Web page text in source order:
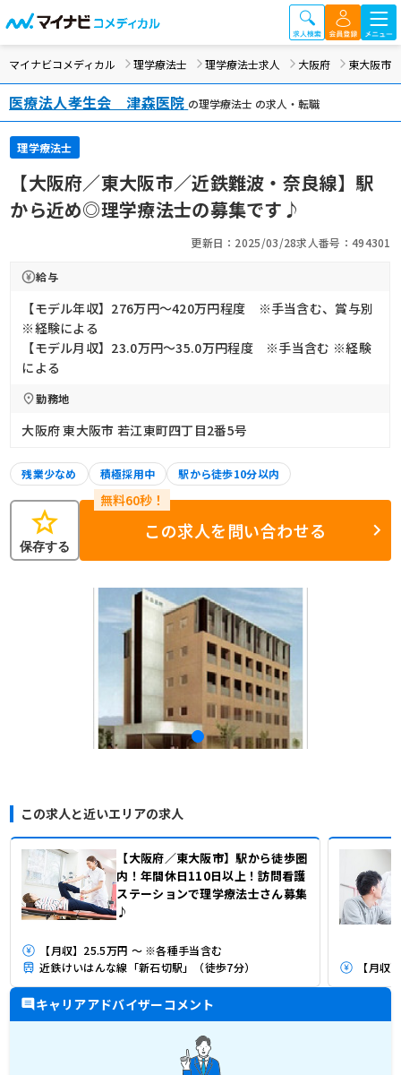
マイナビコメディカル 理学療法士 理学療法士求人 大阪府 東大阪市
医療法人孝生会 津森医院 の理学療法士 の求人・転職
理学療法士
【大阪府／東大阪市／近鉄難波・奈良線】駅
から近め◎理学療法士の募集です♪
更新日：2025/03/28求人番号：494301
給与
【モデル年収】276万円〜420万円程度 ※手当含む、賞与別
※経験による
【モデル月収】23.0万円〜35.0万円程度 ※手当含む ※経験
による
勤務地
大阪府 東大阪市 若江東町四丁目2番5号
残業少なめ 積極採用中 駅から徒歩10分以内
star
保存する
この求人を問い合わせる
この求人と近いエリアの求人
【大阪府／東大阪市】駅から徒歩圏
内！年間休日110日以上！訪問看護
ステーションで理学療法士さん募集
♪
【月収】25.5万円 ～ ※各種手当含む
近鉄けいはんな線「新石切駅」（徒歩7分）
【月収
キャリアアドバイザーコメント